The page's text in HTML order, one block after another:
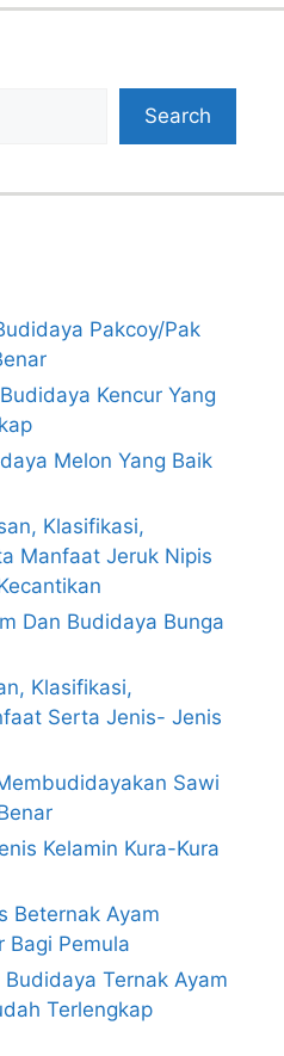
Search
Pakcoy/Pak
Kencur Yang
Melon Yang Baik
Klasifikasi,
Manfaat Jeruk Nipis
Dan Budidaya Bunga
Klasifikasi,
Serta Jenis- Jenis
Sawi
Kelamin Kura-Kura
Beternak Ayam
Bagi Pemula
Ternak Ayam
Terlengkap